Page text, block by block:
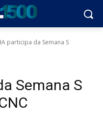
participa da Semana S
Semana S